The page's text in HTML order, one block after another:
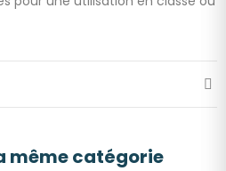
même catégorie